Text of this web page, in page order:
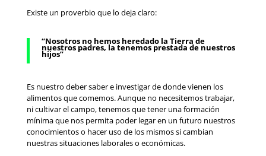
Existe un proverbio que lo deja claro:
“Nosotros no hemos heredado la Tierra de
nuestros padres, la tenemos prestada de nuestros
hijos”
Es nuestro deber saber e investigar de donde vienen los
alimentos que comemos. Aunque no necesitemos trabajar,
ni cultivar el campo, tenemos que tener una formación
mínima que nos permita poder legar en un futuro nuestros
conocimientos o hacer uso de los mismos si cambian
nuestras situaciones laborales o económicas.